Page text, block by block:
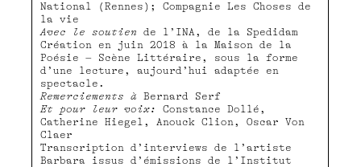
National (Rennes); Compagnie Les Choses de
la vie
Avec le soutien de l’INA, de la Spedidam
Création en juin 2018 à la Maison de la
Poésie – Scène Littéraire, sous la forme
d’une lecture, aujourd’hui adaptée en
spectacle.
Remerciements à Bernard Serf
Et pour leur voix:
Constance Dollé,
Catherine Hiegel, Anouck Clion, Oscar Von
Claer
Transcription d’interviews de l’artiste
Barbara issus d’émissions de l’Institut